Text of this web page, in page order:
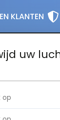
KLANTEN
uw